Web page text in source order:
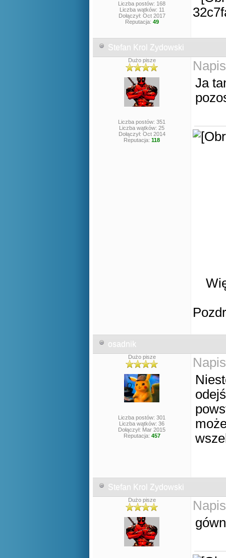
Liczba postów: 168
Liczba wątków: 11
Dołączył: Oct 2017
Reputacja: 49
Stefan Krol Zydowski
Dużo pisze
Liczba postów: 351
Liczba wątków: 25
Dołączył: Oct 2014
Reputacja: 118
Ja
osadnik
Dużo pisze
Liczba postów: 301
Liczba wątków: 36
Dołączył: Mar 2015
Reputacja: 457
Stefan Krol Zydowski
Dużo pisze